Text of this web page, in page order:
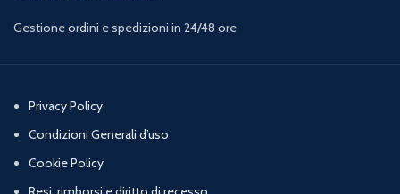
Gestione ordini e spedizioni in 24/48 ore
Privacy Policy
Condizioni Generali d’uso
Cookie Policy